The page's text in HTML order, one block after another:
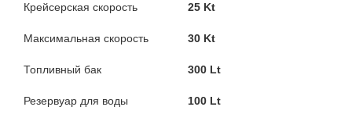
Крейсерская скорость 25 Kt
Максимальная скорость 30 Kt
Топливный бак 300 Lt
Резервуар для воды 100 Lt